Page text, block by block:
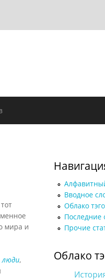
мира и
люди,
Вводное
Облако
Последние
Прочие
Облако